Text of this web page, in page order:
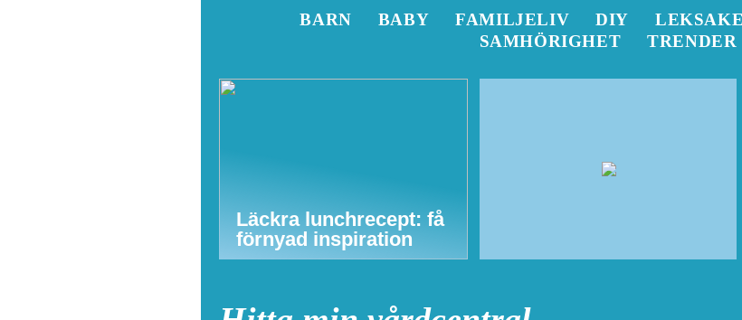
BARN BABY FAMILJELIV DIY
SAMHÖRIGHET
TRENDER
Läckra lunchrecept: få
förnyad inspiration